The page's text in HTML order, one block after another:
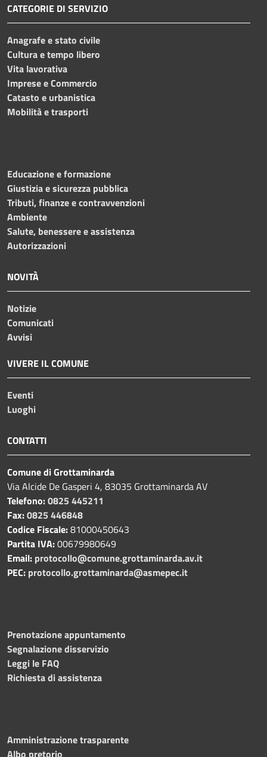
CATEGORIE DI SERVIZIO
Anagrafe e stato civile
Cultura e tempo libero
Vita lavorativa
Imprese e Commercio
Catasto e urbanistica
Mobilità e trasporti
Educazione e formazione
Giustizia e sicurezza pubblica
Tributi, finanze e contravvenzioni
Ambiente
Salute, benessere e assistenza
Autorizzazioni
NOVITÀ
Notizie
Comunicati
Avvisi
VIVERE IL COMUNE
Eventi
Luoghi
CONTATTI
Comune di Grottaminarda
Via Alcide De Gasperi 4, 83035 Grottaminarda AV
Telefono:0825 445211
Fax:0825 446848
Codice Fiscale:81000450643
Partita IVA:00679980649
Email: protocollo@comune.grottaminarda.av.it
PEC: protocollo.grottaminarda@asmepec.it
Prenotazione appuntamento
Segnalazione disservizio
Leggi le FAQ
Richiesta di assistenza
Amministrazione trasparente
Albo pretorio